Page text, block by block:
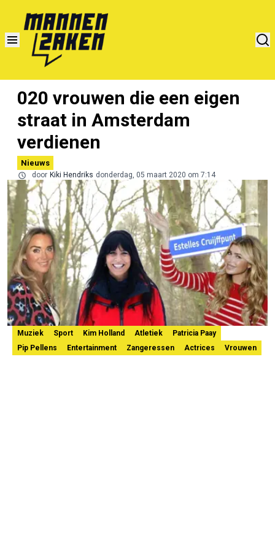
020 vrouwen die een eigen
straat in Amsterdam
verdienen
Nieuws
door Kiki Hendriks donderdag, 05 maart 2020 om 7:14
Muziek Sport Kim Holland Atletiek
Patricia Paay
Pip Pellens
Entertainment Zangeressen Actrices Vrouwen